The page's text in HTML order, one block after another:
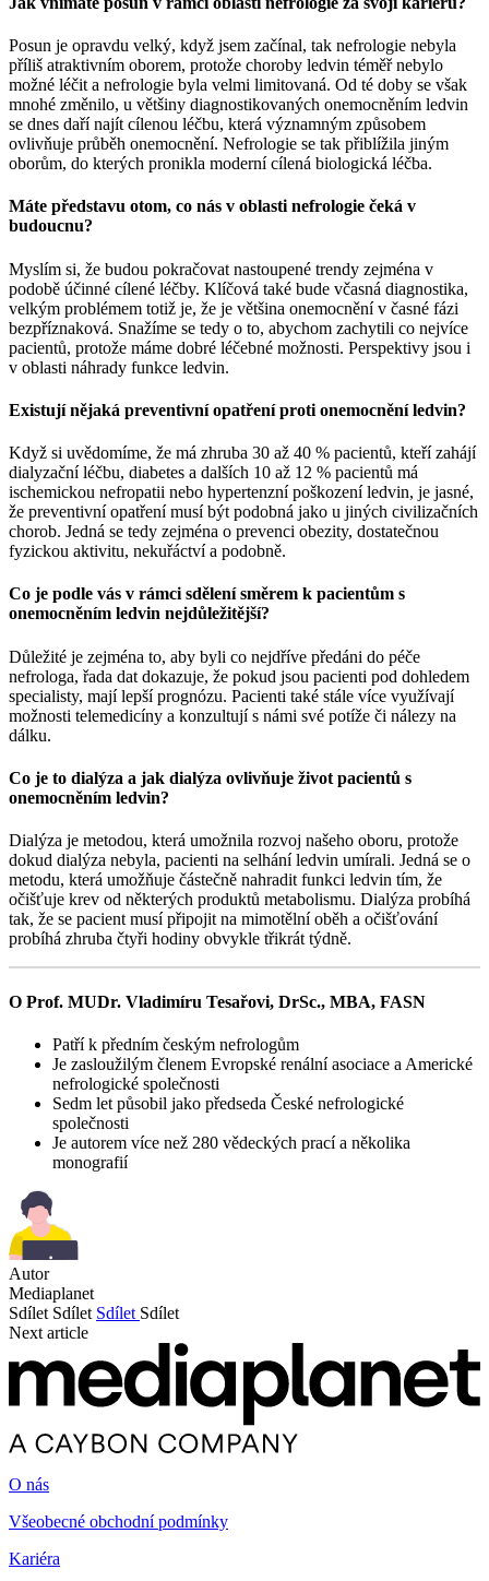
Posun je opravdu velký, když jsem začínal, tak nefrologie nebyla
příliš atraktivním oborem, protože choroby ledvin téměř nebylo
možné léčit a nefrologie byla velmi limitovaná. Od té doby se však
mnohé změnilo, u většiny diagnostikovaných onemocněním ledvin
se dnes daří najít cílenou léčbu, která významným způsobem
ovlivňuje průběh onemocnění. Nefrologie se tak přiblížila jiným
oborům, do kterých pronikla moderní cílená biologická léčba.
Máte představu otom, co nás v oblasti nefrologie čeká v
budoucnu?
Myslím si, že budou pokračovat nastoupené trendy zejména v
podobě účinné cílené léčby. Klíčová také bude včasná diagnostika,
velkým problémem totiž je, že je většina onemocnění v časné fázi
bezpříznaková. Snažíme se tedy o to, abychom zachytili co nejvíce
pacientů, protože máme dobré léčebné možnosti. Perspektivy jsou i
v oblasti náhrady funkce ledvin.
Existují nějaká preventivní opatření proti onemocnění ledvin?
Když si uvědomíme, že má zhruba 30 až 40 % pacientů, kteří zahájí
dialyzační léčbu, diabetes a dalších 10 až 12 % pacientů má
ischemickou nefropatii nebo hypertenzní poškození ledvin, je jasné,
že preventivní opatření musí být podobná jako u jiných civilizačních
chorob. Jedná se tedy zejména o prevenci obezity, dostatečnou
fyzickou aktivitu, nekuřáctví a podobně.
Co je podle vás v rámci sdělení směrem k pacientům s
onemocněním ledvin nejdůležitější?
Důležité je zejména to, aby byli co nejdříve předáni do péče
nefrologa, řada dat dokazuje, že pokud jsou pacienti pod dohledem
specialisty, mají lepší prognózu. Pacienti také stále více využívají
možnosti telemedicíny a konzultují s námi své potíže či nálezy na
dálku.
Co je to dialýza a jak dialýza ovlivňuje život pacientů s
onemocněním ledvin?
Dialýza je metodou, která umožnila rozvoj našeho oboru, protože
dokud dialýza nebyla, pacienti na selhání ledvin umírali. Jedná se o
metodu, která umožňuje částečně nahradit funkci ledvin tím, že
očišťuje krev od některých produktů metabolismu. Dialýza probíhá
tak, že se pacient musí připojit na mimotělní oběh a očišťování
probíhá zhruba čtyři hodiny obvykle třikrát týdně.
O Prof. MUDr. Vladimíru Tesařovi, DrSc., MBA, FASN
Patří k předním českým nefrologům
Je zasloužilým členem Evropské renální asociace a Americké
nefrologické společnosti
Sedm let působil jako předseda České nefrologické
společnosti
Je autorem více než 280 vědeckých prací a několika
monografií
Autor
Mediaplanet
Sdílet Sdílet Sdílet Sdílet
Next article
O nás
Všeobecné obchodní podmínky
Kariéra